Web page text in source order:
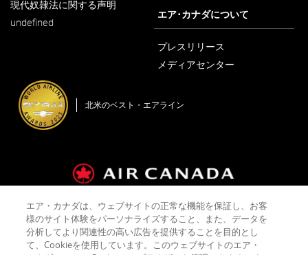
ン
現代奴隷法に関する声明
で
開
undefined
ィ
ン
ウ
開
い
ウ
ィ
ン
ド
ウ
エア･カナダについて
プレスリリース
メディアセンター
く
北米のベスト・エアライン
運送約款およびタリフ 会社概要
プライバシーポリシー
クッキーポリシー
ご利用規約
エア・カナダは、ウェブサイトの正常な機能を保証し、お客
様のサイト体験をパーソナライズすること、また、データを
分析してより関連性の高い広告を提供することを目的とし
て、Cookieを使用しています。このウェブサイトのエア・